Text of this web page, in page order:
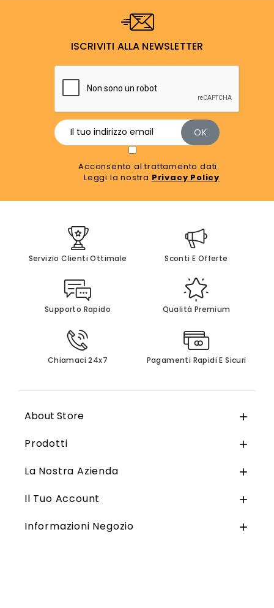
ISCRIVITI ALLA NEWSLETTER
Acconsento al trattamento dati.
Leggi la nostra Privacy Policy
Servizio Clienti Ottimale Sconti E Offerte
Supporto Rapido Qualità Premium
Chiamaci 24x7 Pagamenti Rapidi E Sicuri
About Store 
Prodotti 
La Nostra Azienda 
Il Tuo Account 
Informazioni Negozio 